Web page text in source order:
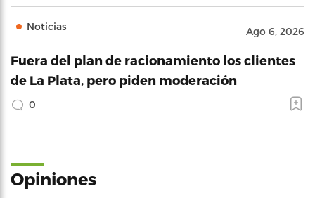
Noticias Ago 6, 2026
Fuera del plan de racionamiento los clientes
de La Plata, pero piden moderación
0
Opiniones